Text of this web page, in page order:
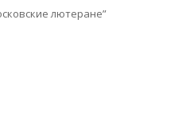
лютеране”